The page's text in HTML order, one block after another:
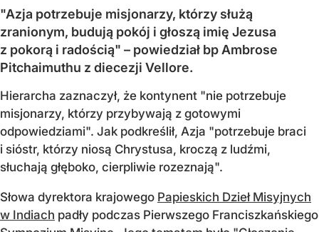
"Azja potrzebuje misjonarzy, którzy służą
zranionym, budują pokój i głoszą imię Jezusa
z pokorą i radością" – powiedział bp Ambrose
Pitchaimuthu z diecezji Vellore.
Hierarcha zaznaczył, że kontynent "nie potrzebuje
misjonarzy, którzy przybywają z gotowymi
odpowiedziami". Jak podkreślił, Azja "potrzebuje braci
i sióstr, którzy niosą Chrystusa, kroczą z ludźmi,
słuchają głęboko, cierpliwie rozeznają".
Słowa dyrektora krajowego Papieskich Dzieł Misyjnych
w Indiach padły podczas Pierwszego Franciszkańskiego